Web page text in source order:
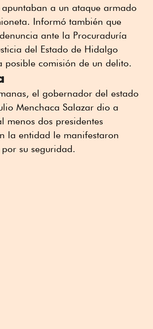
apuntaban a un ataque armado
Informó también que
ante la Procuraduría
del Estado de Hidalgo
posible comisión de un delito.
el gobernador del estado
Menchaca Salazar dio a
menos dos presidentes
la entidad le manifestaron
su seguridad.